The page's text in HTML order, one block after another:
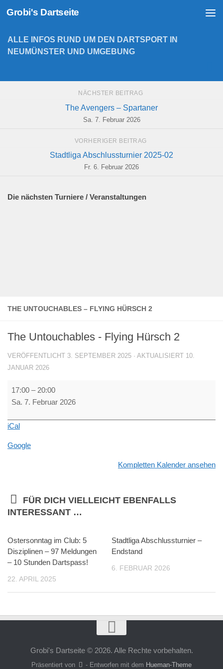
Zum Inhalt springen
Grobi's Dartseite
THE UNTOUCHABLES – FLYING HÜRSCH 2
The Untouchables - Flying Hürsch 2
VERÖFFENTLICHT 3. SEPTEMBER 2025 · AKTUALISIERT 10.
JANUAR 2026
The
Untouchables
Flying
2
17:00 – 20:00
Sa. 7. Februar 2026
iCal
Google
Kompletten Kalender ansehen
FÜR DICH VIELLEICHT EBENFALLS
INTERESSANT …
Ostersonntag im Club: 5
Disziplinen – 97 Meldungen
– 10 Stunden Dartspass!
22. APRIL 2025
Stadtliga Abschlussturnier –
Endstand
6. FEBRUAR 2026
ALLE INFOS RUND UM DEN DARTSPORT IN
NEUMÜNSTER UND UMGEBUNG
NÄCHSTER BEITRAG
The Avengers – Spartaner
Sa. 7. Februar 2026
VORHERIGER BEITRAG
Stadtliga Abschlussturnier 2025-02
Fr. 6. Februar 2026
Die nächsten Turniere / Veranstaltungen
Grobi's Dartseite © 2026. Alle Rechte vorbehalten.
Präsentiert von - Entworfen mit dem Hueman-Theme